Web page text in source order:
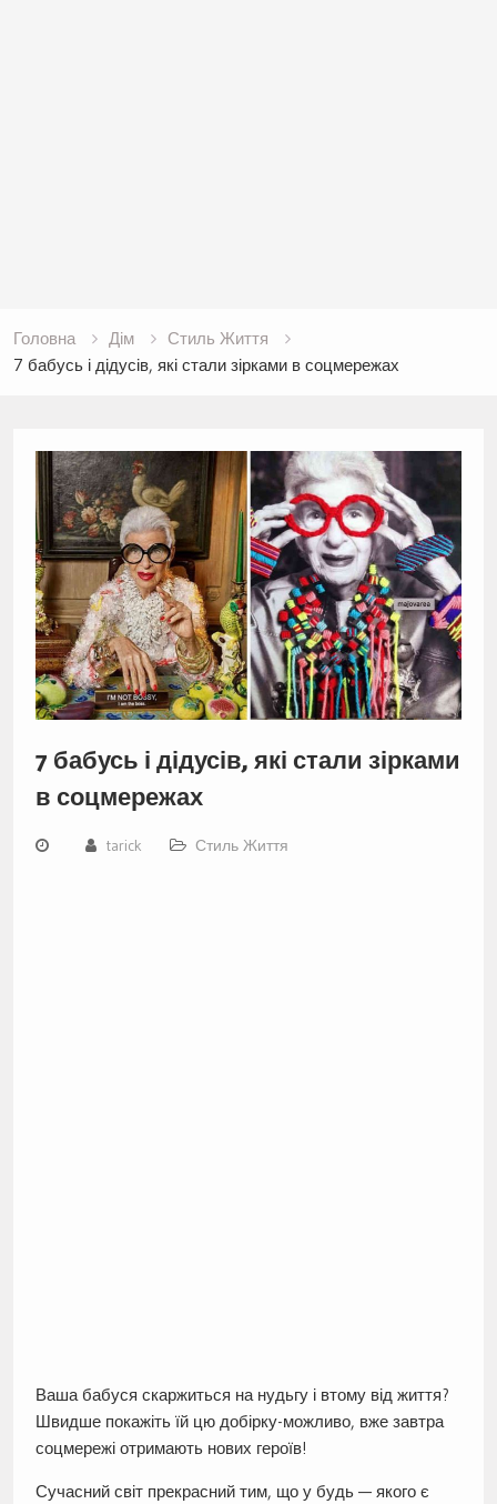
Головна Дім
Стиль Життя
7 бабусь і дідусів, які стали зірками в соцмережах
7 бабусь і дідусів, які стали зірками
в соцмережах
tarick Стиль Життя
Ваша бабуся скаржиться на нудьгу і втому від життя?
Швидше покажіть їй цю добірку-можливо, вже завтра
соцмережі отримають нових героїв!
Сучасний світ прекрасний тим, що у будь — якого є